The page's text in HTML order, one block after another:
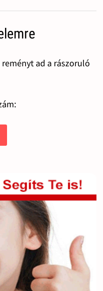
ad a rászoruló